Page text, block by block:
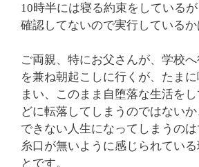
10時半には寝る約束をしている
確認してないので実行しているか
ご両親、特にお父さんが、学校
を兼ね朝起こしに行くが、たま
まい、このまま自堕落な生活を
どに転落してしまうのではない
できない人生になってしまうの
糸口が無いように感じられてい
とです。